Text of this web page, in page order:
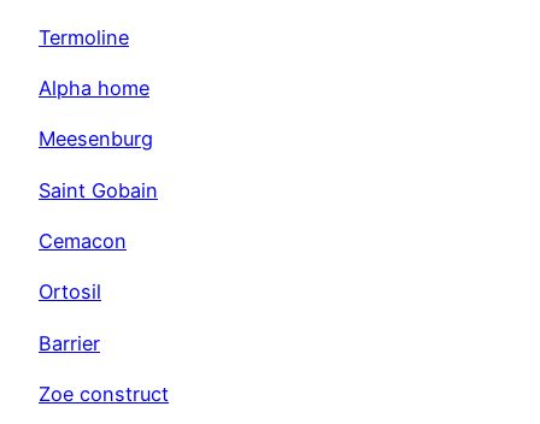
Termoline
Alpha home
Meesenburg
Saint Gobain
Cemacon
Ortosil
Barrier
Zoe construct